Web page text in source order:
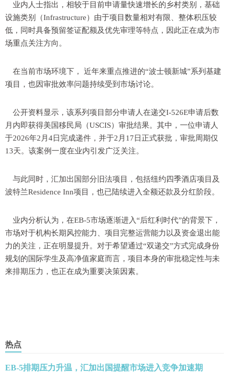
业内人士指出，相较于目前申请量快速增长的乡村类别，基础
设施类别（Infrastructure）由于项目数量相对有限、整体积压较
低，同时具备预留签证配额及优先审理等特点，因此正在成为市
场重点关注方向。
在当前市场环境下， 近年来重点推进的“波士顿新城”系列基建
项目，也因审批效率问题持续受到市场讨论。
公开资料显示，该系列项目部分申请人在递交I-526E申请后数
月内即获得美国移民局（USCIS）审批结果。其中，一位申请人
于2026年2月4日完成递件，并于2月17日正式获批，审批周期仅
13天。该案例一度在业内引发广泛关注。
与此同时，汇加出国部分旧法项目，包括纽约四季酒店项目及
波特兰Residence Inn项目，也已陆续进入全额还款及分红阶段。
业内分析认为，在EB-5市场逐渐进入“后红利时代”的背景下，
市场对于机构长期风控能力、项目完整运营能力以及资金退出能
力的关注，正在明显提升。对于希望通过“双递交”方式完成身份
规划的国际学生及高净值家庭而言，项目本身的审批稳定性与未
来排期压力，也正在成为重要决策因素。
热点
EB-5排期压力升温，汇加出国提醒市场进入竞争加速期